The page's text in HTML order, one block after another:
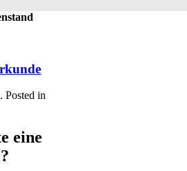
Posted in
eine